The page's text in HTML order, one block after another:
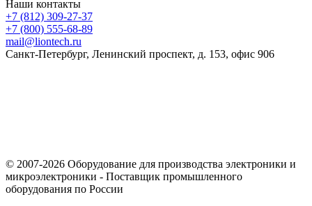
Наши контакты
+7 (812) 309-27-37
+7 (800) 555-68-89
mail@liontech.ru
Санкт-Петербург, Ленинский проспект, д. 153, офис 906
© 2007-2026 Оборудование для производства электроники и
микроэлектроники - Поставщик промышленного
оборудования по России